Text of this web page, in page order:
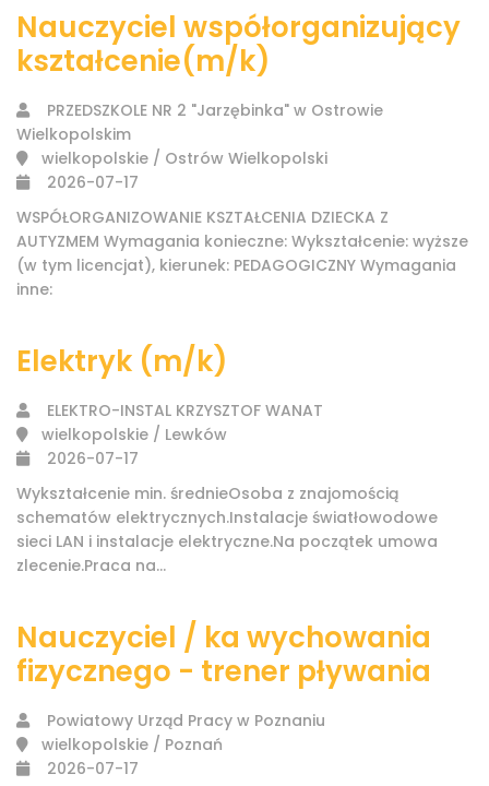
Nauczyciel współorganizujący
kształcenie(m/k)
PRZEDSZKOLE NR 2 "Jarzębinka" w Ostrowie
Wielkopolskim
wielkopolskie / Ostrów Wielkopolski
2026-07-17
WSPÓŁORGANIZOWANIE KSZTAŁCENIA DZIECKA Z
AUTYZMEM Wymagania konieczne: Wykształcenie: wyższe
(w tym licencjat), kierunek: PEDAGOGICZNY Wymagania
inne:
Elektryk (m/k)
ELEKTRO-INSTAL KRZYSZTOF WANAT
wielkopolskie / Lewków
2026-07-17
Wykształcenie min. średnieOsoba z znajomością
schematów elektrycznych.Instalacje światłowodowe
sieci LAN i instalacje elektryczne.Na początek umowa
zlecenie.Praca na...
Nauczyciel / ka wychowania
fizycznego - trener pływania
Powiatowy Urząd Pracy w Poznaniu
wielkopolskie / Poznań
2026-07-17